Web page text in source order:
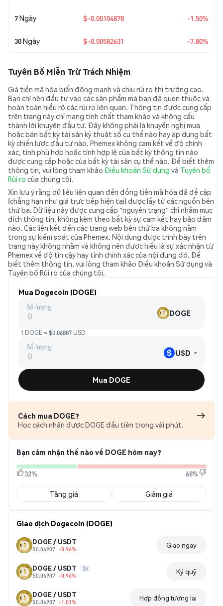
7 Ngày $-0.00104878 -1.50%
30 Ngày $-0.00582631 -7.80%
Tuyên Bố Miễn Trừ Trách Nhiệm
Giá tiền mã hóa biến động mạnh và chịu rủi ro thị trường cao.
Bạn chỉ nên đầu tư vào các sản phẩm mà bạn đã quen thuộc và
hoàn toàn hiểu rõ các rủi ro liên quan. Thông tin được cung cấp
trên trang này chỉ mang tính chất tham khảo và không cấu
thành lời khuyên đầu tư. Đây không phải là khuyến nghị mua
hoặc bán bất kỳ tài sản kỹ thuật số cụ thể nào hay áp dụng bất
kỳ chiến lược đầu tư nào. Phemex không cam kết về độ chính
xác, tính phù hợp hoặc tính hợp lệ của bất kỳ thông tin nào
được cung cấp hoặc của bất kỳ tài sản cụ thể nào. Để biết thêm
thông tin, vui lòng tham khảo Điều khoản Sử dụng và Tuyên bố
Rủi ro của chúng tôi.
Xin lưu ý rằng dữ liệu liên quan đến đồng tiền mã hóa đã đề cập
(chẳng hạn như giá trực tiếp hiện tại) được lấy từ các nguồn bên
thứ ba. Dữ liệu này được cung cấp "nguyên trạng" chỉ nhằm mục
đích thông tin, không kèm theo bất kỳ sự cam kết hay bảo đảm
nào. Các liên kết đến các trang web bên thứ ba không nằm
trong sự kiểm soát của Phemex. Nội dung được trình bày trên
trang này không nhằm và không nên được hiểu là sự xác nhận từ
Phemex về độ tin cậy hay tính chính xác của nội dung đó. Để
biết thêm thông tin, vui lòng tham khảo Điều khoản Sử dụng và
Tuyên bố Rủi ro của chúng tôi.
Mua Dogecoin (DOGE)
Số lượng
DOGE
1 DOGE ≈ $0.06887 USD
Số lượng
USD
Mua DOGE
Cách mua DOGE?
Học cách nhận được DOGE đầu tiên trong vài phút.
Bạn cảm nhận thế nào về DOGE hôm nay?
32% 68%
Tăng giá Giảm giá
Giao dịch Dogecoin (DOGE)
DOGE / USDT
$0.06907 -0.96% Giao ngay
DOGE / USDT 5x
$0.06907 -0.96% Ký quỹ
DOGE / USDT
$0.06907 -1.01% Hợp đồng tương lai